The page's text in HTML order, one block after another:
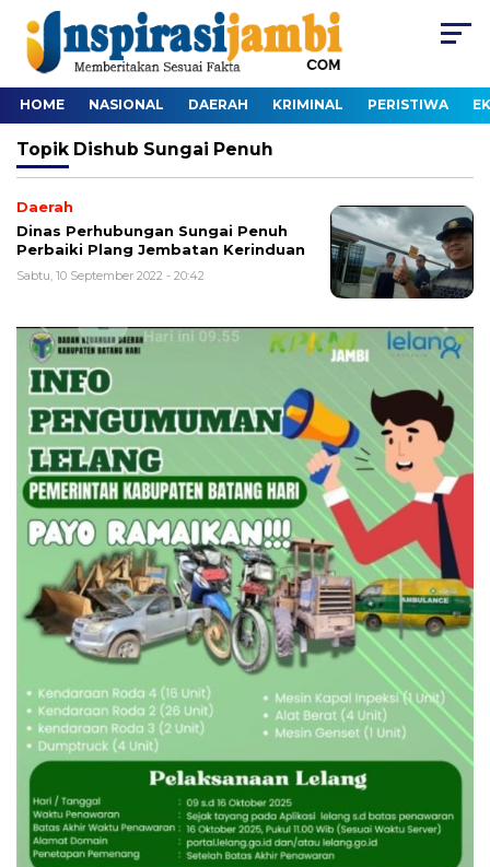
HOME NASIONAL DAERAH KRIMINAL PERISTIWA
Topik Dishub Sungai Penuh
Daerah
Dinas Perhubungan Sungai Penuh
Perbaiki Plang Jembatan Kerinduan
Sabtu, 10 September 2022 - 20:42